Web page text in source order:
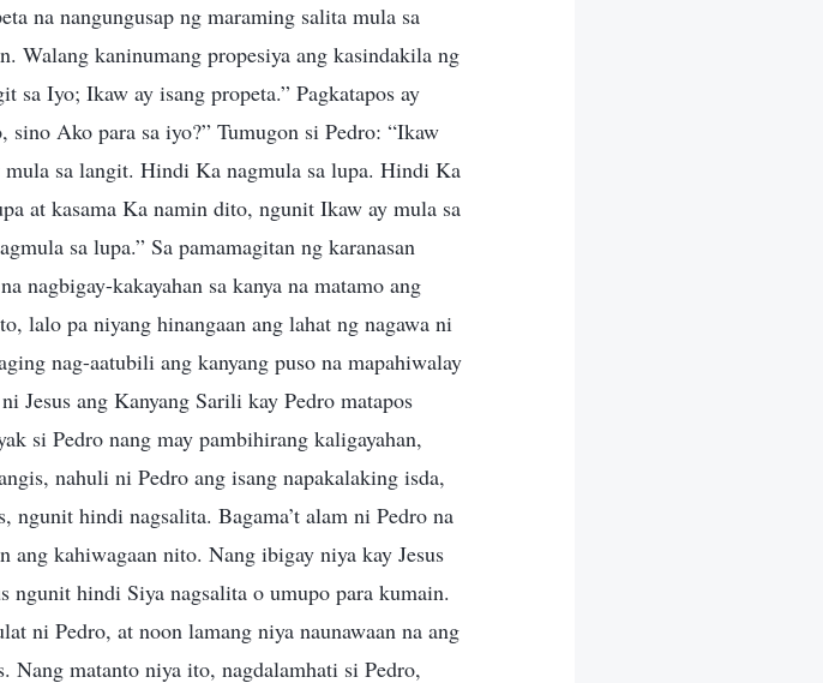
na nangungusap ng maraming salita mula sa
Walang kaninumang propesiya ang kasindakila ng
sa Iyo; Ikaw ay isang propeta.” Pagkatapos ay
sino Ako para sa iyo?” Tumugon si Pedro: “Ikaw
sa langit. Hindi Ka nagmula sa lupa. Hindi Ka
at kasama Ka namin dito, ngunit Ikaw ay mula sa
sa lupa.” Sa pamamagitan ng karanasan
nagbigay-kakayahan sa kanya na matamo ang
lalo pa niyang hinangaan ang lahat ng nagawa ni
nag-aatubili ang kanyang puso na mapahiwalay
Jesus ang Kanyang Sarili kay Pedro matapos
si Pedro nang may pambihirang kaligayahan,
nahuli ni Pedro ang isang napakalaking isda,
hindi nagsalita. Bagama’t alam ni Pedro na
ang kahiwagaan nito. Nang ibigay niya kay Jesus
hindi Siya nagsalita o umupo para kumain.
ni Pedro, at noon lamang niya naunawaan na ang
Nang matanto niya ito, nagdalamhati si Pedro,